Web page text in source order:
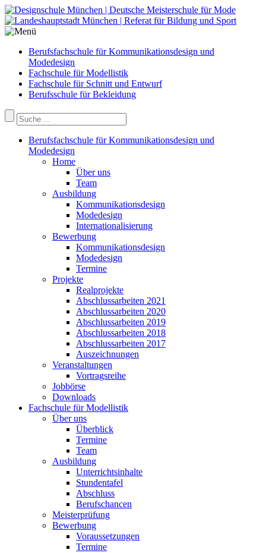
Berufsfachschule für Kommunikationsdesign und
Modedesign
Fachschule für Modellistik
Fachschule für Schnitt und Entwurf
Berufsschule für Bekleidung
Berufsfachschule für Kommunikationsdesign und
Modedesign
Home
Über uns
Team
Ausbildung
Kommunikationsdesign
Modedesign
Internationalisierung
Bewerbung
Kommunikationsdesign
Modedesign
Termine
Projekte
Realprojekte
Abschlussarbeiten 2021
Abschlussarbeiten 2020
Abschlussarbeiten 2019
Abschlussarbeiten 2018
Abschlussarbeiten 2017
Auszeichnungen
Veranstaltungen
Vortragsreihe
Jobbörse
Downloads
Fachschule für Modellistik
Über uns
Überblick
Termine
Team
Ausbildung
Unterrichtsinhalte
Stundentafel
Abschluss
Berufschancen
Meisterprüfung
Bewerbung
Voraussetzungen
Termine